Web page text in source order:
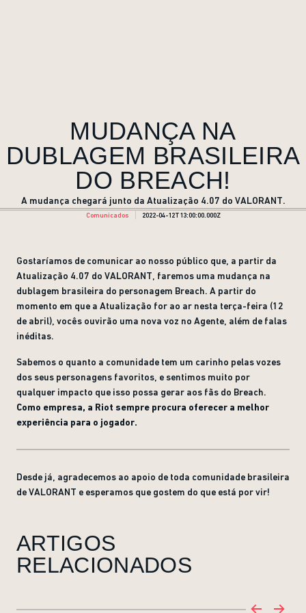
MUDANÇA NA
DUBLAGEM BRASILEIRA
DO BREACH!
A mudança chegará junto da Atualização 4.07 do VALORANT.
Comunicados 2022-04-12T13:00:00.000Z
Gostaríamos de comunicar ao nosso público que, a partir da
Atualização 4.07 do VALORANT, faremos uma mudança na
dublagem brasileira do personagem Breach. A partir do
momento em que a Atualização for ao ar nesta terça-feira (12
de abril), vocês ouvirão uma nova voz no Agente, além de falas
inéditas.
Sabemos o quanto a comunidade tem um carinho pelas vozes
dos seus personagens favoritos, e sentimos muito por
qualquer impacto que isso possa gerar aos fãs do Breach.
Como empresa, a Riot sempre procura oferecer a melhor
experiência para o jogador.
Desde já, agradecemos ao apoio de toda comunidade brasileira
de VALORANT e esperamos que gostem do que está por vir!
ARTIGOS
RELACIONADOS